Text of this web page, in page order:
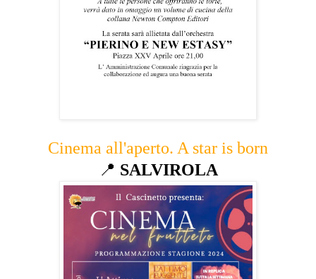
Cinema all'aperto. A star is born
📍 SALVIROLA